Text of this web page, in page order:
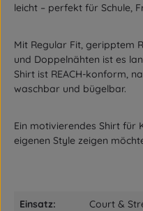
leicht – perfekt für Schule,
Mit Regular Fit geripptem
und Doppelnähten ist es
Shirt ist REACH-konform ,
waschbar und bügelbar.
Ein motivierendes Shirt für
eigenen Style zeigen
Einsatz:
Court &